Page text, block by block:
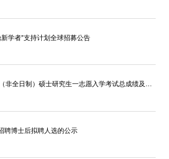
学者”支持计划全球招募公告
聘博士后拟聘人选的公示